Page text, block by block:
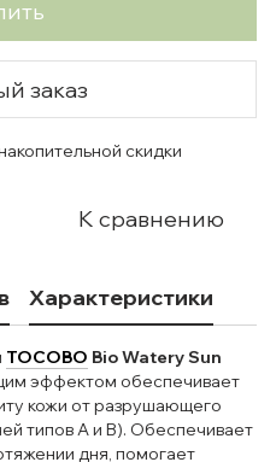
заказ
скидки
К сравнению
Характеристики
TOCOBO Bio Watery Sun
эффектом обеспечивает
кожи от разрушающего
типов А и В). Обеспечивает
дня, помогает